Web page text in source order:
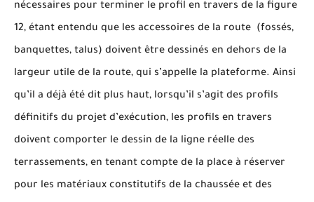
nécessaires pour terminer le profil en travers de la figure
12, étant entendu que les accessoires de la route (fossés,
banquettes, talus) doivent être dessinés en dehors de la
largeur utile de la route, qui s’appelle la plateforme. Ainsi
qu’il a déjà été dit plus haut, lorsqu’il s’agit des profils
définitifs du projet d’exécution, les profils en travers
doivent comporter le dessin de la ligne réelle des
terrassements, en tenant compte de la place à réserver
pour les matériaux constitutifs de la chaussée et des